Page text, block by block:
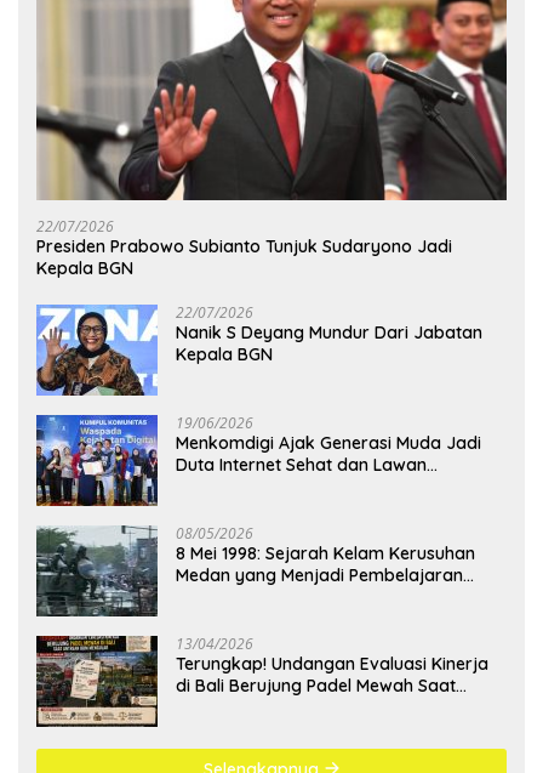
22/07/2026
Presiden Prabowo Subianto Tunjuk Sudaryono Jadi
Kepala BGN
22/07/2026
Nanik S Deyang Mundur Dari Jabatan
Kepala BGN
19/06/2026
Menkomdigi Ajak Generasi Muda Jadi
Duta Internet Sehat dan Lawan
08/05/2026
8 Mei 1998: Sejarah Kelam Kerusuhan
Medan yang Menjadi Pembelajaran
13/04/2026
Terungkap! Undangan Evaluasi Kinerja
di Bali Berujung Padel Mewah Saat